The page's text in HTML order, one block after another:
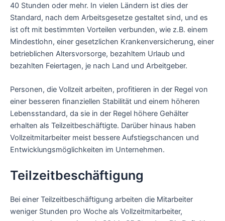
40 Stunden oder mehr. In vielen Ländern ist dies der
Standard, nach dem Arbeitsgesetze gestaltet sind, und es
ist oft mit bestimmten Vorteilen verbunden, wie z.B. einem
Mindestlohn, einer gesetzlichen Krankenversicherung, einer
betrieblichen Altersvorsorge, bezahltem Urlaub und
bezahlten Feiertagen, je nach Land und Arbeitgeber.
Personen, die Vollzeit arbeiten, profitieren in der Regel von
einer besseren finanziellen Stabilität und einem höheren
Lebensstandard, da sie in der Regel höhere Gehälter
erhalten als Teilzeitbeschäftigte. Darüber hinaus haben
Vollzeitmitarbeiter meist bessere Aufstiegschancen und
Entwicklungsmöglichkeiten im Unternehmen.
Teilzeitbeschäftigung
Bei einer Teilzeitbeschäftigung arbeiten die Mitarbeiter
weniger Stunden pro Woche als Vollzeitmitarbeiter,